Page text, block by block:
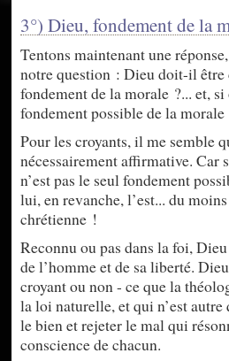
3°) Dieu, fondement de la
Tentons maintenant une
notre question : Dieu doit-il être
fondement de la morale ?... et,
fondement possible de la morale
Pour les croyants, il me semble
nécessairement affirmative. Car
n’est pas le seul fondement
lui, en revanche, l’est... du
chrétienne !
Reconnu ou pas dans la foi,
de l’homme et de sa liberté.
croyant ou non - ce que la
la loi naturelle, et qui n’est
le bien et rejeter le mal qui
conscience de chacun.